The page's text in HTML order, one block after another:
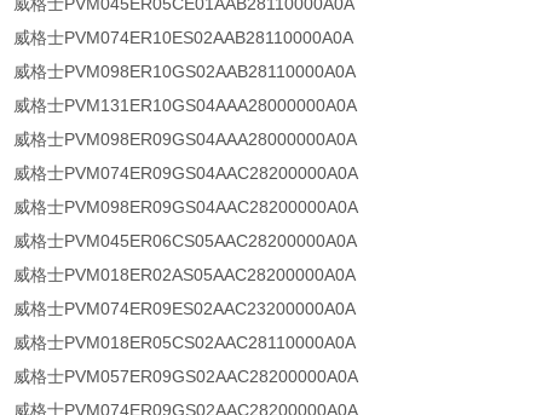
威格士PVM074ER10ES02AAB28110000A0A
威格士PVM098ER10GS02AAB28110000A0A
威格士PVM131ER10GS04AAA28000000A0A
威格士PVM098ER09GS04AAA28000000A0A
威格士PVM074ER09GS04AAC28200000A0A
威格士PVM098ER09GS04AAC28200000A0A
威格士PVM045ER06CS05AAC28200000A0A
威格士PVM018ER02AS05AAC28200000A0A
威格士PVM074ER09ES02AAC23200000A0A
威格士PVM018ER05CS02AAC28110000A0A
威格士PVM057ER09GS02AAC28200000A0A
威格士PVM074ER09GS02AAC28200000A0A